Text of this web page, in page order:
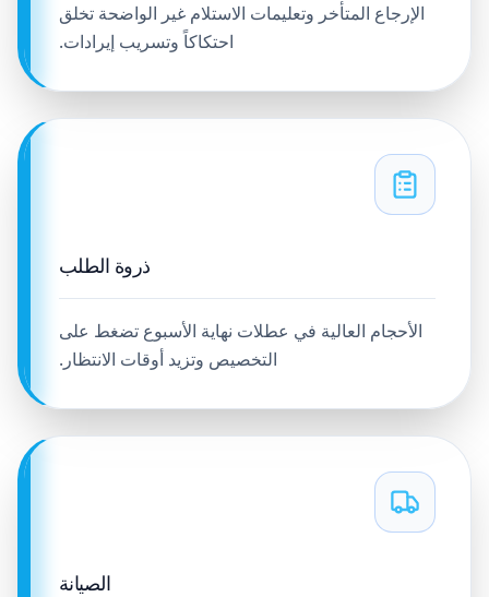
الإرجاع المتأخر وتعليمات الاستلام غير الواضحة تخلق
احتكاكاً وتسريب إيرادات.
ذروة الطلب
الأحجام العالية في عطلات نهاية الأسبوع تضغط على
التخصيص وتزيد أوقات الانتظار.
الصيانة